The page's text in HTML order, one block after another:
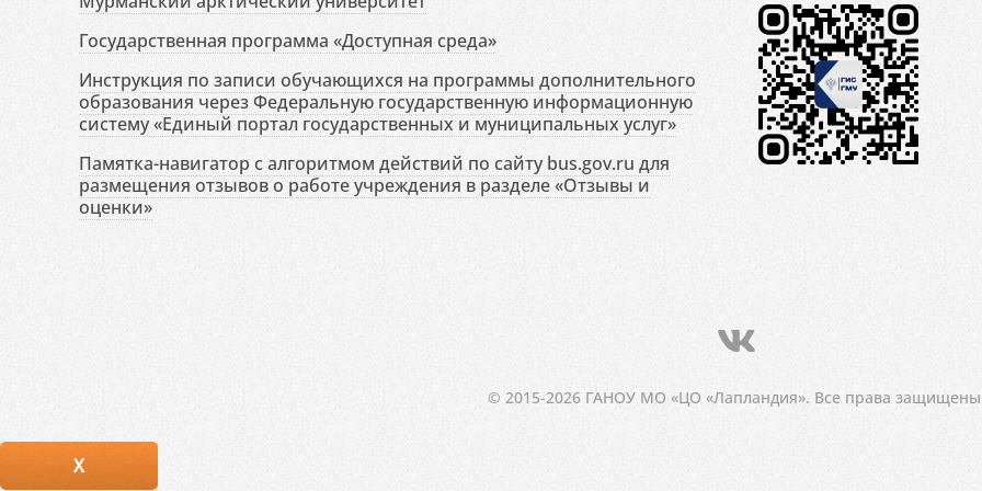
Государственная программа «Доступная среда»
Инструкция по записи обучающихся на программы дополнительного
образования через Федеральную государственную информационную
систему «Единый портал государственных и муниципальных услуг»
Памятка-навигатор с алгоритмом действий по сайту bus.gov.ru для
размещения отзывов о работе учреждения в разделе «Отзывы и
оценки»
© 2015-2026 ГАНОУ МО «ЦО «Лапландия». Все права
X